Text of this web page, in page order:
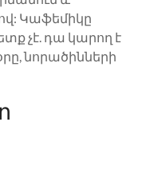
Կաֆեմիկը
չէ. դա կարող է
նորածինների